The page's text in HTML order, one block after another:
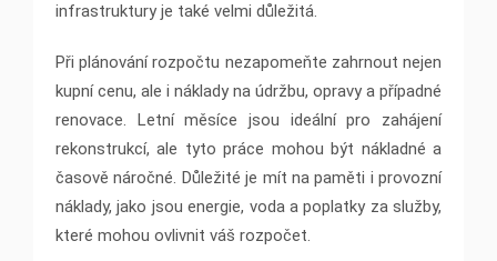
infrastruktury je také velmi důležitá.
Při plánování rozpočtu nezapomeňte zahrnout nejen
kupní cenu, ale i náklady na údržbu, opravy a případné
renovace. Letní měsíce jsou ideální pro zahájení
rekonstrukcí, ale tyto práce mohou být nákladné a
časově náročné. Důležité je mít na paměti i provozní
náklady, jako jsou energie, voda a poplatky za služby,
které mohou ovlivnit váš rozpočet.